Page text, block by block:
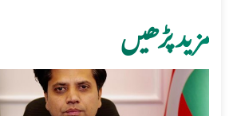
مزید پڑھیں